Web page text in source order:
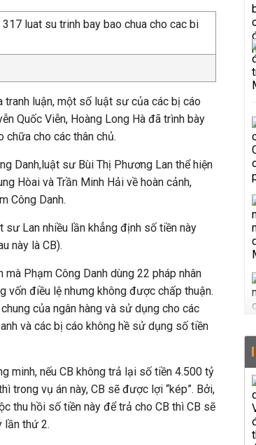
tranh luận, một số luật sư của các bị cáo
Quốc Viễn, Hoàng Long Hà đã trình bày
chữa cho các thân chủ.
Danh,luật sư Bùi Thị Phương Lan thể hiện
Hòai và Trần Minh Hải về hoàn cảnh,
Công Danh.
Lan nhiều lần khẳng định số tiền này
này là CB).
Phạm Công Danh dùng 22 pháp nhân
vốn điều lệ nhưng không được chấp thuận.
của ngân hàng và sử dụng cho các
và các bị cáo không hề sử dụng số tiền
minh, nếu CB không trả lại số tiền 4.500 tỷ
trong vụ án này, CB sẽ được lợi “kép”. Bởi,
thu hồi số tiền này để trả cho CB thì CB sẽ
lần thứ 2.